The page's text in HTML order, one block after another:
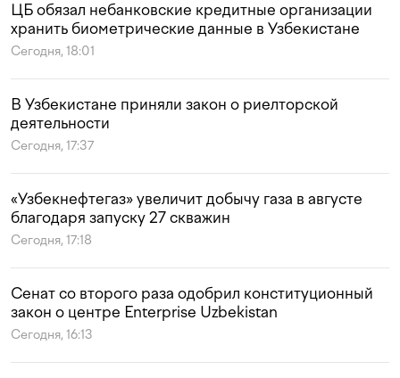
ЦБ обязал небанковские кредитные организации
хранить биометрические данные в Узбекистане
Сегодня, 18:01
В Узбекистане приняли закон о риелторской
деятельности
Сегодня, 17:37
«Узбекнефтегаз» увеличит добычу газа в августе
благодаря запуску 27 скважин
Сегодня, 17:18
Сенат со второго раза одобрил конституционный
закон о центре Enterprise Uzbekistan
Сегодня, 16:13